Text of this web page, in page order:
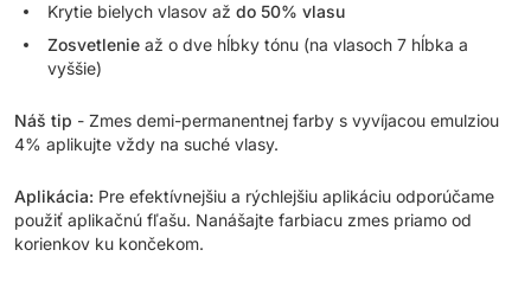
Krytie bielych vlasov až do 50% vlasu
Zosvetlenie až o dve hĺbky tónu (na vlasoch 7 hĺbka a
vyššie)
Náš tip - Zmes demi-permanentnej farby s vyvíjacou emulziou
4% aplikujte vždy na suché vlasy.
Aplikácia: Pre efektívnejšiu a rýchlejšiu aplikáciu odporúčame
použiť aplikačnú fľašu. Nanášajte farbiacu zmes priamo od
korienkov ku končekom.